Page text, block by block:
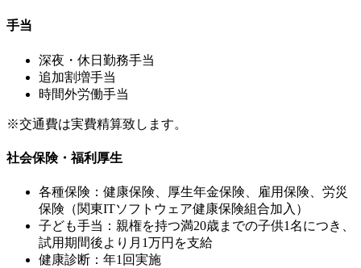
手当
深夜・休日勤務手当
追加割増手当
時間外労働手当
※交通費は実費精算致します。
社会保険・福利厚生
各種保険：健康保険、厚生年金保険、雇用保険、労災
保険（関東ITソフトウェア健康保険組合加入）
子ども手当：親権を持つ満20歳までの子供1名につき、
試用期間後より月1万円を支給
健康診断：年1回実施